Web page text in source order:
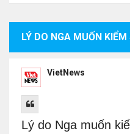
VietNews
Lý do Nga muốn